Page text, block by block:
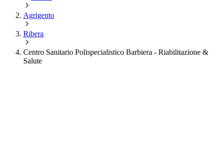
Agrigento
Ribera
Centro Sanitario Polispecialistico Barbiera - Riabilitazione &
Salute